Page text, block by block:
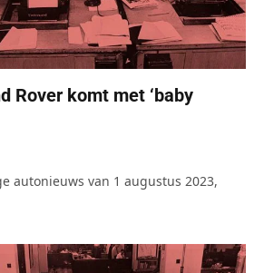
Rover komt met ‘baby
autonieuws van 1 augustus 2023,